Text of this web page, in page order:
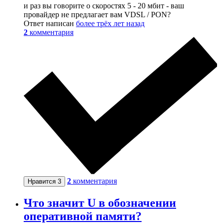
и раз вы говорите о скоростях 5 - 20 мбит - ваш
провайдер не предлагает вам VDSL / PON?
Ответ написан более трёх лет назад
2 комментария
Нравится 3 2 комментария
Что значит U в обозначении
оперативной памяти?